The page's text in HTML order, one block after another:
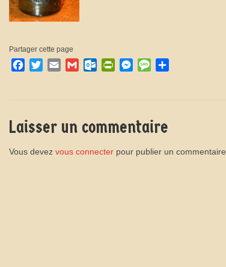
Partager cette page
Facebook
TwitterEmail GmailOutlook.com
PrintFriendly
Messenger
Message
Laisser un commentaire
Vous devez vous connecter pour publier un commentaire.